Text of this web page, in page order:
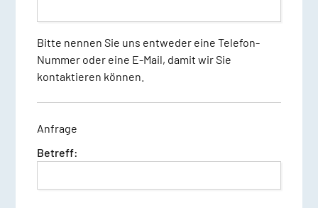
Bitte nennen Sie uns entweder eine Telefon-
Nummer oder eine E-Mail, damit wir Sie
kontaktieren können.
Anfrage
Betreff: